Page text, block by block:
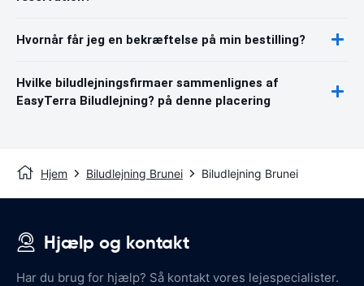
Hvornår får jeg en bekræftelse på min bestilling?
Hvilke biludlejningsfirmaer sammenlignes af
EasyTerra Biludlejning? på denne placering
Hjem Biludlejning Brunei Biludlejning Brunei
Hjælp og kontakt
Har du brug for hjælp? Så kontakt vores lejespecialister.